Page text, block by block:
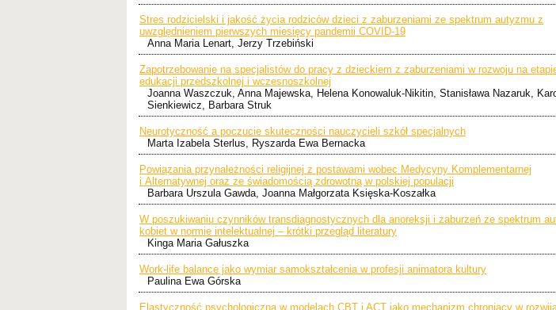
Stres rodzicielski i jakość życia rodziców dzieci z zaburzeniami ze spektrum autyzmu z
uwzględnieniem pierwszych miesięcy pandemii COVID-19
Anna Maria Lenart, Jerzy Trzebiński
Zapotrzebowanie na specjalistów do pracy z dzieckiem z zaburzeniami w rozwoju na
edukacji przedszkolnej i wczesnoszkolnej
Joanna Waszczuk, Anna Majewska, Helena Konowaluk-Nikitin, Stanisława Nazaruk,
Sienkiewicz, Barbara Struk
Neurotyczność a poczucie skuteczności nauczycieli szkół specjalnych
Marta Izabela Sterlus, Ryszarda Ewa Bernacka
Powiązania przynależności religijnej z postawami wobec Medycyny Komplementarnej
i Alternatywnej oraz ze świadomością zdrowotną w polskiej populacji
Barbara Urszula Gawda, Joanna Małgorzata Księska-Koszałka
W poszukiwaniu czynników transdiagnostycznych dla anoreksji i zaburzeń ze spektrum
kobiet w normie intelektualnej – krótki przegląd literatury
Kinga Maria Gałuszka
Work-life balance jako wymiar samokształcenia w profesji animatora kultury
Paulina Ewa Górska
Elastyczność psychologiczna w modelach CBT i ACT jako mechanizm chroniący w